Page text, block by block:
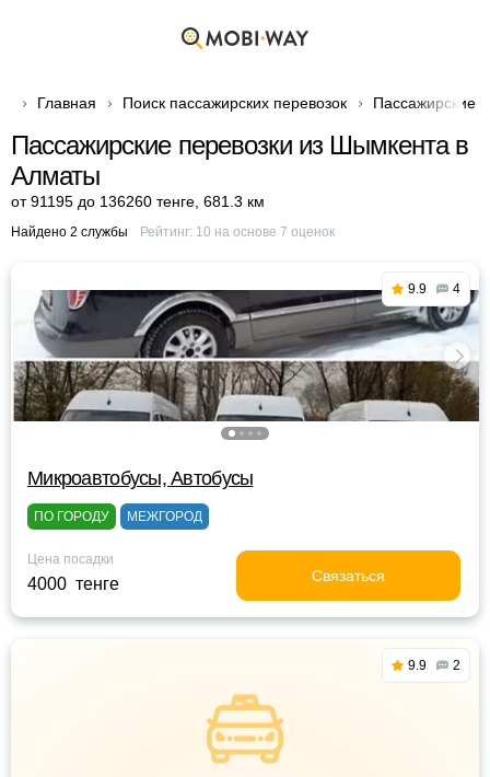
Главная Поиск пассажирских перевозок Пассажирские
Пассажирские перевозки из Шымкента в
Алматы
от 91195 до 136260 тенге 681.3 км
Найдено 2 службы Рейтинг: 10 на основе 7 оценок
9.9 4
Микроавтобусы, Автобусы
ПО ГОРОДУ МЕЖГОРОД
Цена посадки
4000 тенге Связаться
9.9 2